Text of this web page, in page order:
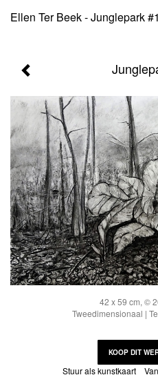
Ellen Ter Beek - Junglepark
42 x 59 cm, ©
Tweedimensionaal |
KOOP DIT
Stuur als kunstkaart